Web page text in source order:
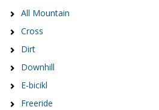
All Mountain
Cross
Dirt
Downhill
E-bicikl
Freeride